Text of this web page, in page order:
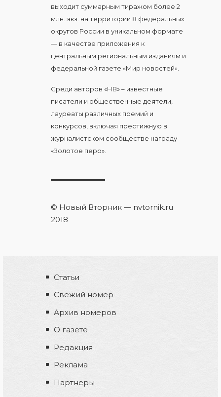
выходит суммарным тиражом более 2
млн. экз. на территории 8 федеральных
округов России в уникальном формате
— в качестве приложения к
центральным региональным изданиям и
федеральной газете «Мир новостей».
Среди авторов «НВ» – известные
писатели и общественные деятели,
лауреаты различных премий и
конкурсов, включая престижную в
журналистском сообществе награду
«Золотое перо».
© Новый Вторник — nvtornik.ru
2018
Статьи
Свежий номер
Архив номеров
О газете
Редакция
Реклама
Партнеры